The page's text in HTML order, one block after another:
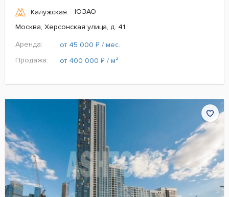
Калужская
ЮЗАО
Москва, Херсонская улица, д. 41
Аренда:
от 45 000 ₽ / мес.
Продажа:
от 400 000 ₽ / м²